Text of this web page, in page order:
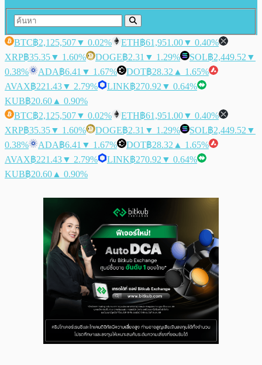
BTC฿2,125,507▼ 0.02% ETH฿61,951.00▼ 0.40%
XRP฿35.35▼ 1.60% DOGE฿2.31 ▼ 1.29% SOL฿2,449.52 ▼
0.38%
ADA฿6.41 ▼ 1.67% DOT฿28.32 ▲ 1.65%
AVAX฿221.43▼ 2.79% LINK฿270.92 ▼ 0.64%
KUB฿20.60 ▲ 0.90%
BTC฿2,125,507▼ 0.02% ETH฿61,951.00▼ 0.40%
XRP฿35.35▼ 1.60% DOGE฿2.31 ▼ 1.29% SOL฿2,449.52 ▼
0.38%
ADA฿6.41 ▼ 1.67% DOT฿28.32 ▲ 1.65%
AVAX฿221.43▼ 2.79% LINK฿270.92 ▼ 0.64%
KUB฿20.60 ▲ 0.90%